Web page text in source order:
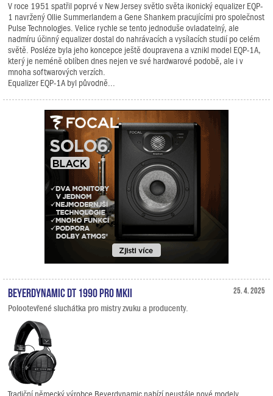
V roce 1951 spatřil poprvé v New Jersey světlo světa ikonický equalizer EQP-
1 navržený Ollie Summerlandem a Gene Shankem pracujícími pro společnost
Pulse Technologies. Velice rychle se tento jednoduše ovladatelný, ale
nadmíru účinný equalizer dostal do nahrávacích a vysílacích studií po celém
světě. Posléze byla jeho koncepce ještě doupravena a vznikl model EQP-1A,
který je neméně oblíben dnes nejen ve své hardwarové podobě, ale i v
mnoha softwarových verzích.
Equalizer EQP-1A byl původně...
25. 4. 2025
Beyerdynamic DT 1990 PRO MKII
Polootevřené sluchátka pro mistry zvuku a producenty.
Tradiční německý výrobce Beyerdynamic nabízí neustále nové modely